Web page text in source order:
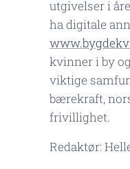
utgivelser i
ha digitale
kvinner i by
viktige
bærekraft,
frivillighet.
Redaktør: